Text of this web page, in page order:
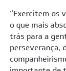
“Exercitem os
o que mais
trás para a
perseverança,